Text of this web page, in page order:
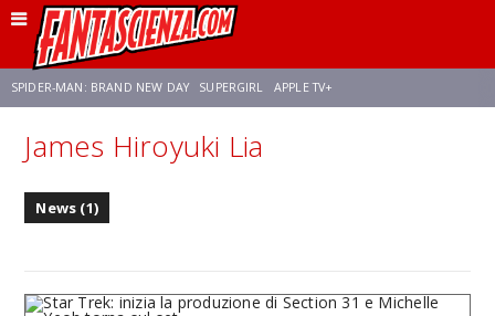
SPIDER-MAN: BRAND NEW DAY SUPERGIRL APPLE TV+
FRANCO RICCIARDIELLO ZENDAYA STAR TREK
James Hiroyuki Lia
News (1)